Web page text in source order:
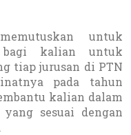
untuk
bagi kalian untuk
tiap jurusan di PTN
pada tahun
kalian dalam
sesuai dengan